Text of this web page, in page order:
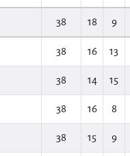
38 18 9
38 16 13
38 14 15
38 16 8
38 15 9